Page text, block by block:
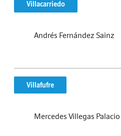
Villacarriedo
Andrés Fernández Sainz
Villafufre
Mercedes Villegas Palacio